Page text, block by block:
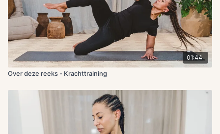
01:44
Over deze reeks - Krachttraining